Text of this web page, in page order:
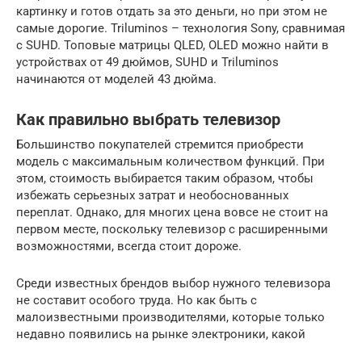
картинку и готов отдать за это деньги, но при этом не
самые дорогие. Triluminos – технология Sony, сравнимая
с SUHD. Топовые матрицы QLED, OLED можно найти в
устройствах от 49 дюймов, SUHD и Triluminos
начинаются от моделей 43 дюйма.
Как правильно выбрать телевизор
Большинство покупателей стремится приобрести
модель с максимальным количеством функций. При
этом, стоимость выбирается таким образом, чтобы
избежать серьезных затрат и необоснованных
переплат. Однако, для многих цена вовсе не стоит на
первом месте, поскольку телевизор с расширенными
возможностями, всегда стоит дороже.
Среди известных брендов выбор нужного телевизора
не составит особого труда. Но как быть с
малоизвестными производителями, которые только
недавно появились на рынке электроники, какой